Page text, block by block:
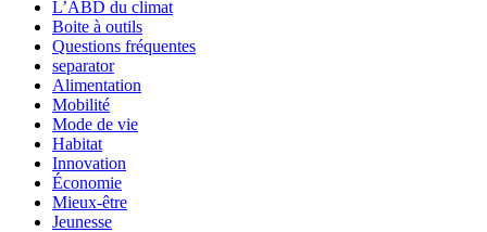
L’ABD du climat
Boite à outils
Questions fréquentes
separator
Alimentation
Mobilité
Mode de vie
Habitat
Innovation
Économie
Mieux-être
Jeunesse